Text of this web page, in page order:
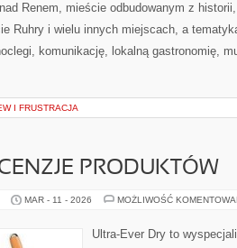
Renem, mieście odbudowanym z
Ruhry i wielu innych miejscach, a
komunikację, lokalną gastronomię,
I FRUSTRACJA
PRODUKTÓW
MAR - 11 - 2026 MOŻLIWOŚĆ
Ultra-Ever Dry to